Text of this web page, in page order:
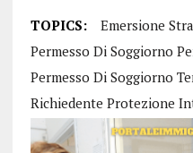
TOPICS:
Emersione
Permesso Di Soggiorno
Permesso Di Soggiorno
Richiedente Protezione